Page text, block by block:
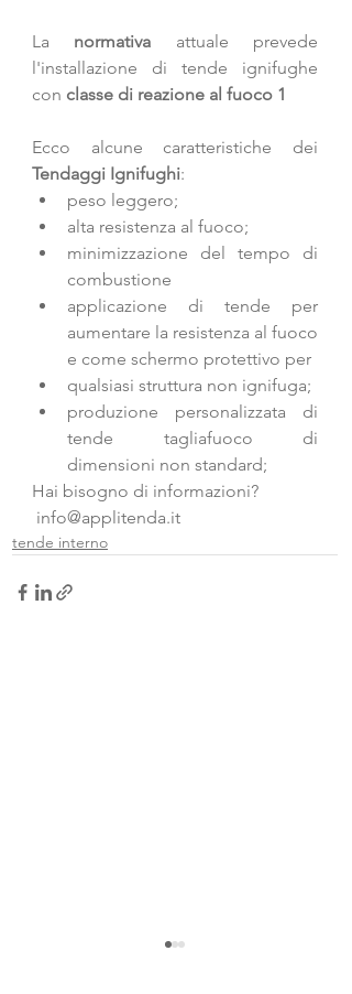
La normativa attuale prevede
l'installazione di tende ignifughe
con classe di reazione al fuoco 1
Tendaggi Ignifughi:
peso leggero;
alta resistenza al fuoco;
minimizzazione del tempo di
combustione
applicazione di tende per
aumentare la resistenza al fuoco
produzione personalizzata di
tende tagliafuoco di
dimensioni non standard;
Hai bisogno di informazioni?
info@applitenda.it
tende interno